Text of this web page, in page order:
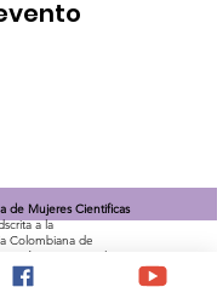
de Mujeres Cientificas
a la
Colombiana de
Físicas y Naturales
ACCEFYN